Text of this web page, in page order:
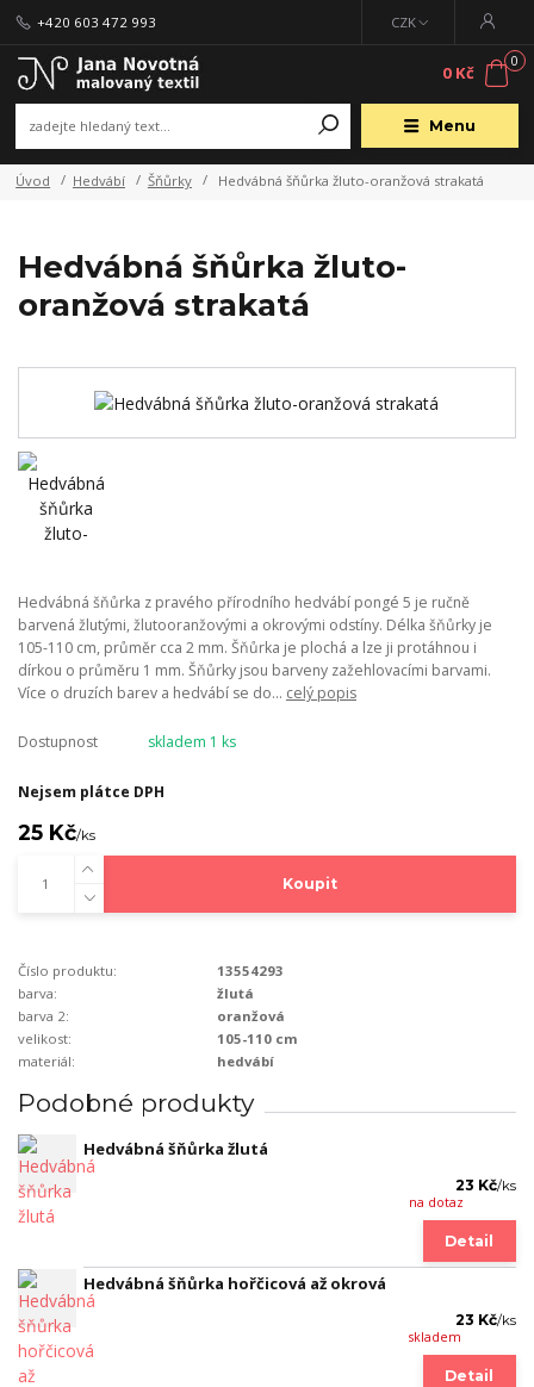
Menu
CZK
+420 603 472 993
0
0 Kč
Úvod Hedvábí Šňůrky Hedvábná šňůrka žluto-oranžová strakatá
Hedvábná šňůrka žluto-
oranžová strakatá
Hedvábná šňůrka z pravého přírodního hedvábí pongé 5 je ručně
barvená žlutými, žlutooranžovými a okrovými odstíny. Délka šňůrky je
105-110 cm, průměr cca 2 mm. Šňůrka je plochá a lze ji protáhnou i
dírkou o průměru 1 mm. Šňůrky jsou barveny zažehlovacími barvami.
Více o druzích barev a hedvábí se do... celý popis
Dostupnost skladem 1 ks
Nejsem plátce DPH
25 Kč/ks
Koupit
Číslo produktu:
13554293
barva:
žlutá
barva 2:
oranžová
velikost:
105-110 cm
materiál:
hedvábí
Podobné produkty
Hedvábná šňůrka žlutá
23 Kč/ks
na dotaz
Detail
Hedvábná šňůrka hořčicová až okrová
23 Kč/ks
skladem
Detail